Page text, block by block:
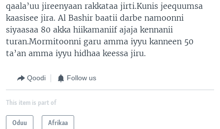
qaala’uu jireenyaan rakkataa jirti.Kunis jeequumsa
kaasisee jira. Al Bashir baatii darbe namoonni
siyaasaa 80 akka hiikamaniif ajaja kennanii
turan.Mormitoonni garu amma iyyu kanneen 50
ta’an amma iyyu hidhaa keessa jiru.
Qoodi Follow us
This item is part of
Oduu Afrikaa